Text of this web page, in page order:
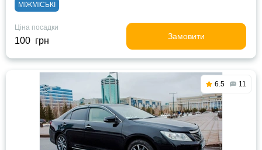
МІЖМІСЬКІ
Ціна посадки
100 грн Замовити
6.5 11